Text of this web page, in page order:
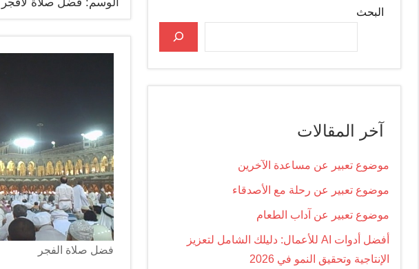
فضل صلاة الفجر
البحث
آخر المقالات
موضوع تعبير عن مساعدة الآخرين
موضوع تعبير عن رحلة مع الأصدقاء
موضوع تعبير عن آداب الطعام
أفضل أدوات AI للأعمال: دليلك الشامل لتعزيز
الإنتاجية وتحقيق النمو في 2026